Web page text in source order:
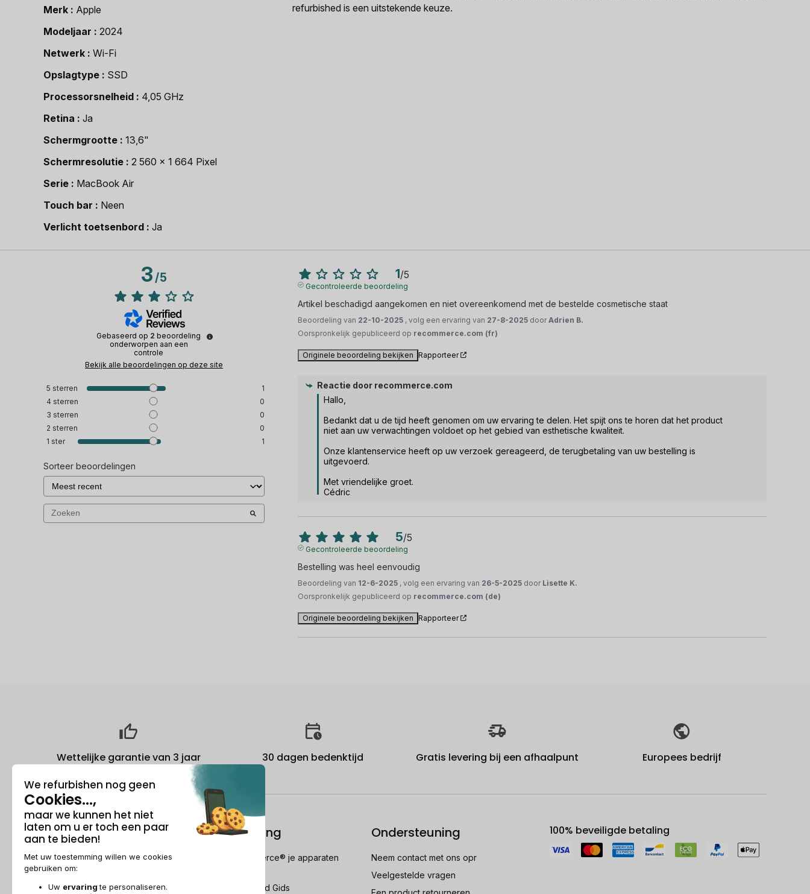
Merk
Apple
Modeljaar
2024
Netwerk
Wi-Fi
Opslagtype
SSD
Processorsnelheid
4,05 GHz
Retina
Ja
Schermgrootte
13,6"
Schermresolutie
2 560 x 1 664 Pixel
Serie
MacBook Air
Touch bar
Neen
Verlicht toetsenbord
Ja
refurbished is een uitstekende keuze.
3/5
Gebaseerd op 2 beoordeling
onderworpen aan een
controle
Bekijk alle beoordelingen op deze site
5 sterren
1
4 sterren
0
3 sterren
0
2 sterren
0
1 ster 1
Sorteer beoordelingen
1/5
Gecontroleerde beoordeling
Artikel beschadigd aangekomen en niet overeenkomend met de bestelde cosmetische staat
Beoordeling van 22-10-2025 , volg een ervaring van 27-8-2025 doorAdrien B.
Oorspronkelijk gepubliceerd op recommerce.com (fr)
Originele beoordeling bekijken Rapporteer
Reactie door recommerce.com
Hallo,
Bedankt dat u de tijd heeft genomen om uw ervaring te delen. Het spijt ons te horen dat het product
niet aan uw verwachtingen voldoet op het gebied van esthetische kwaliteit.
Onze klantenservice heeft op uw verzoek gereageerd, de terugbetaling van uw bestelling is
uitgevoerd.
Met vriendelijke groet.
Cédric
5/5
Gecontroleerde beoordeling
Bestelling was heel eenvoudig
Beoordeling van 12-6-2025 , volg een ervaring van 26-5-2025 door Lisette K.
Oorspronkelijk gepubliceerd op recommerce.com (de)
Originele beoordeling bekijken Rapporteer
Wettelijke garantie van 3 jaar 30 dagen bedenktijd Gratis levering bij een afhaalpunt Europees bedrijf
Over ons
Wie is Recommerce®?
Refurbishing
Hoe Recommerce® je apparaten
De Refurbished Gids
Ondersteuning
Neem contact met ons opr
Veelgestelde vragen
100% beveiligde betaling